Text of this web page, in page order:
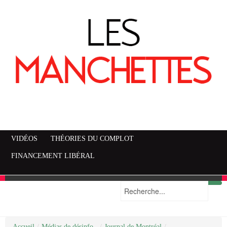
VIDÉOS THÉORIES DU COMPLOT
FINANCEMENT LIBÉRAL